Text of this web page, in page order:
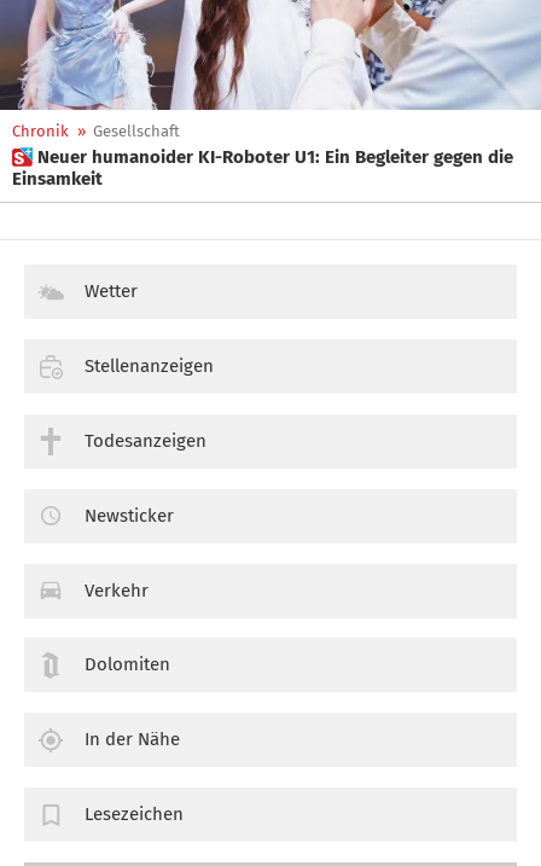
Chronik » Gesellschaft
 Neuer humanoider KI-Roboter U1: Ein Begleiter gegen die
Einsamkeit
Wetter
Stellenanzeigen
Todesanzeigen
Newsticker
Verkehr
Dolomiten
In der Nähe
Lesezeichen